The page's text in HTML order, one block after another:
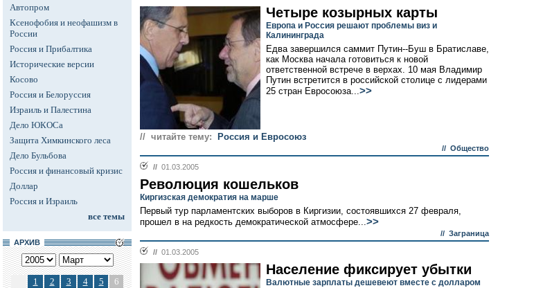
Автопром
Ксенофобия и неофашизм в
России
Россия и Прибалтика
Исторические версии
Косово
Россия и Белоруссия
Израиль и Палестина
Дело ЮКОСа
Защита Химкинского леса
Дело Бульбова
Россия и финансовый кризис
Доллар
Россия и Израиль
все темы
АРХИВ
1 2 3 4 5
6
Четыре козырных карты
Европа и Россия решают проблемы виз и
Калининграда
Едва завершился саммит Путин--Буш в Братиславе,
как Москва начала готовиться к новой
ответственной встрече в верхах. 10 мая Владимир
Путин встретится в российской столице с лидерами
25 стран Евросоюза...>>
// читайте тему: Россия и Евросоюз
// Общество
// 01.03.2005
Революция кошельков
Киргизская демократия на марше
Первый тур парламентских выборов в Киргизии, состоявшихся 27 февраля,
прошел в на редкость демократической атмосфере...>>
// Заграница
// 01.03.2005
Население фиксирует убытки
Валютные зарплаты дешевеют вместе с долларом